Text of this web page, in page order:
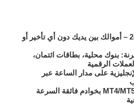
– أموالك بين يديك دون أي تأخير أو
: بنوك محلية، بطاقات ائتمان،
الرقمية
على مدار الساعة عبر
بخوادم فائقة السرعة